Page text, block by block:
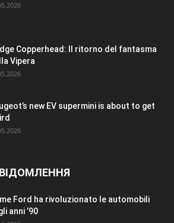
Copperhead: Il ritorno del fantasma
Vipera
new EV supermini is about to get
Ford ha rivoluzionato le automobili
anni ’90